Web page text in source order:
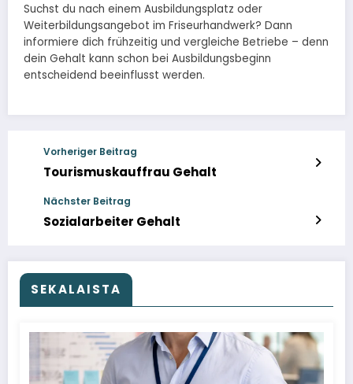
Suchst du nach einem Ausbildungsplatz oder
Weiterbildungsangebot im Friseurhandwerk? Dann
informiere dich frühzeitig und vergleiche Betriebe – denn
dein Gehalt kann schon bei Ausbildungsbeginn
entscheidend beeinflusst werden.
Vorheriger Beitrag
Tourismuskauffrau Gehalt
Nächster Beitrag
Sozialarbeiter Gehalt
SEKALAISTA